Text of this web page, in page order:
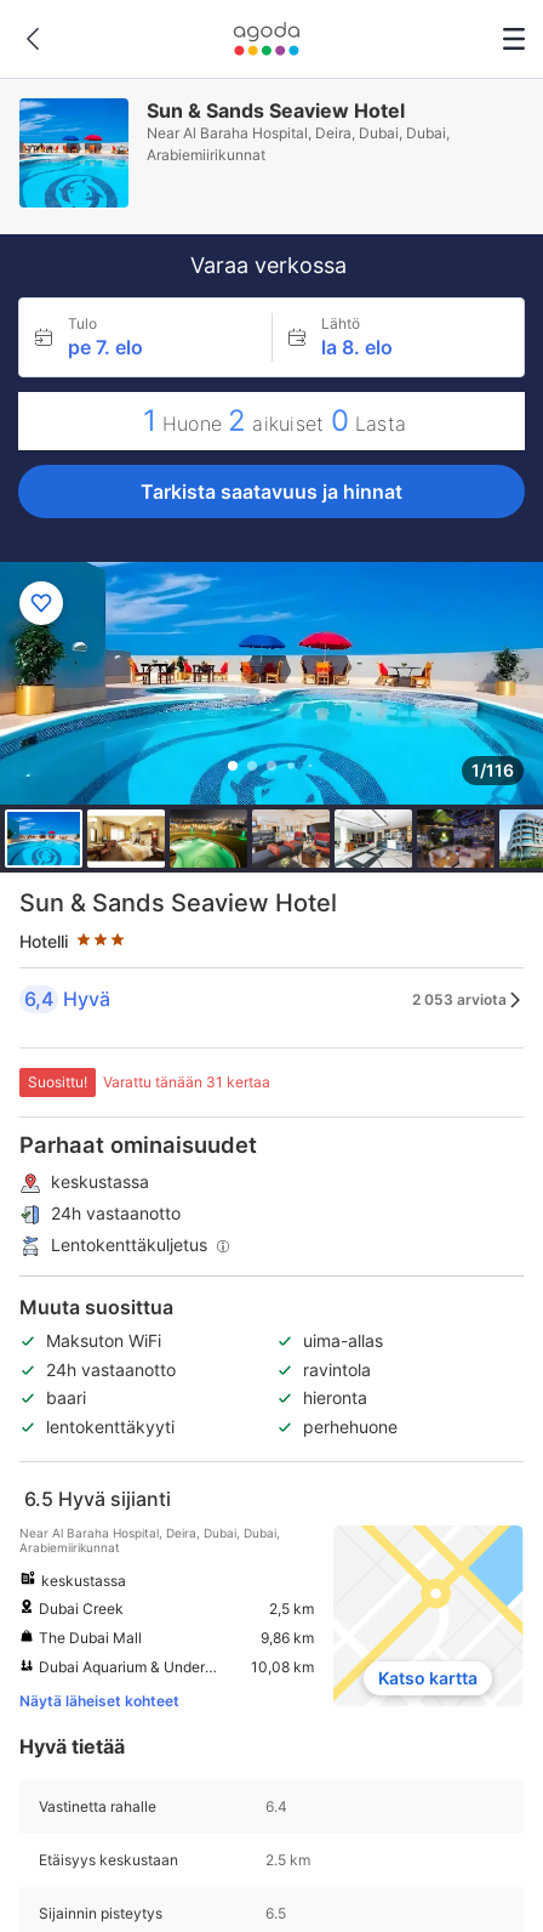
Sun & Sands Seaview Hotel
Near Al Baraha Hospital, Deira, Dubai, Dubai,
Arabiemiirikunnat
Varaa verkossa
Tulo
pe 7. elo
Lähtö
la 8. elo
1 Huone 2 aikuiset 0 Lasta
Tarkista saatavuus ja hinnat
1/116
Sun & Sands Seaview Hotel
Hotelli
Tähtiluokitus 3 tähteä
6,4 Hyvä 2 053 arviota
Suosittu! Varattu tänään 31 kertaa
Parhaat ominaisuudet
keskustassa
24h vastaanotto
Lentokenttäkuljetus
Muuta suosittua
Maksuton WiFi
uima-allas
24h vastaanotto
ravintola
baari
hieronta
lentokenttäkyyti
perhehuone
6.5 Hyvä sijianti
Near Al Baraha Hospital, Deira, Dubai, Dubai,
Arabiemiirikunnat
keskustassa
Dubai Creek
2,5 km
The Dubai Mall
9,86 km
Dubai Aquarium & Underwater Zoo
10,08 km
Näytä läheiset kohteet
Katso kartta
Hyvä tietää
Vastinetta rahalle 6.4
Etäisyys keskustaan 2.5 km
Sijainnin pisteytys 6.5